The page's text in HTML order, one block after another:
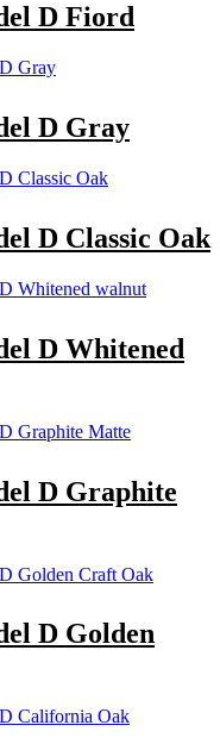
D Fiord
D Gray
D Classic Oak
D Whitened
D Graphite
D Golden